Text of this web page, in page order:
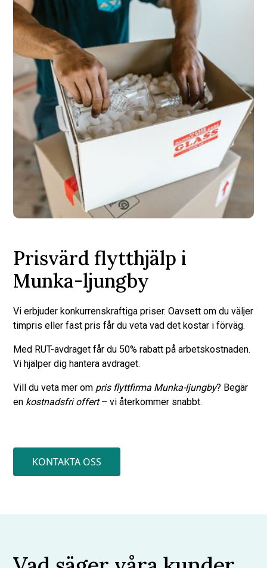
Prisvärd flytthjälp i
Munka-ljungby
Vi erbjuder konkurrenskraftiga priser. Oavsett om du väljer
timpris eller fast pris får du veta vad det kostar i förväg.
Med RUT-avdraget får du 50% rabatt på arbetskostnaden.
Vi hjälper dig hantera avdraget.
Vill du veta mer om pris flyttfirma Munka-ljungby? Begär
en kostnadsfri offert– vi återkommer snabbt.
KONTAKTA OSS